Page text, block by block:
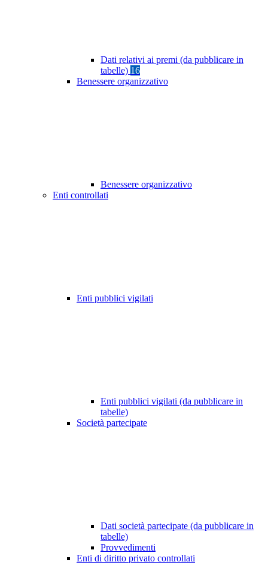
Dati relativi ai premi (da pubblicare in
tabelle) 16
Benessere organizzativo
Benessere organizzativo
Enti controllati
Enti pubblici vigilati
Enti pubblici vigilati (da pubblicare in
tabelle)
Società partecipate
Dati società partecipate (da pubblicare in
tabelle)
Provvedimenti
Enti di diritto privato controllati